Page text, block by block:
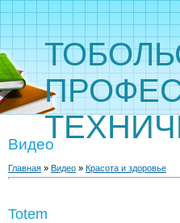
Видео
Главная » Видео » Красота и здоровье
Totem